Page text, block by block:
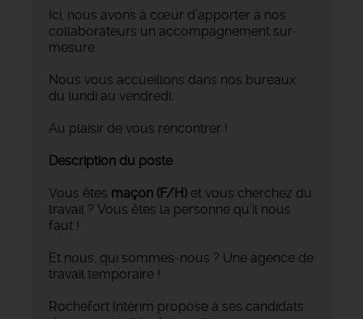
Ici, nous avons à cœur d’apporter à nos
collaborateurs un accompagnement sur-
mesure.
Nous vous accueillons dans nos bureaux
du lundi au vendredi.
Au plaisir de vous rencontrer !
Description du poste
Vous êtes maçon (F/H) et vous cherchez du
travail ? Vous êtes la personne qu’il nous
faut !
Et nous, qui sommes-nous ? Une agence de
travail temporaire !
Rochefort Intérim propose à ses candidats